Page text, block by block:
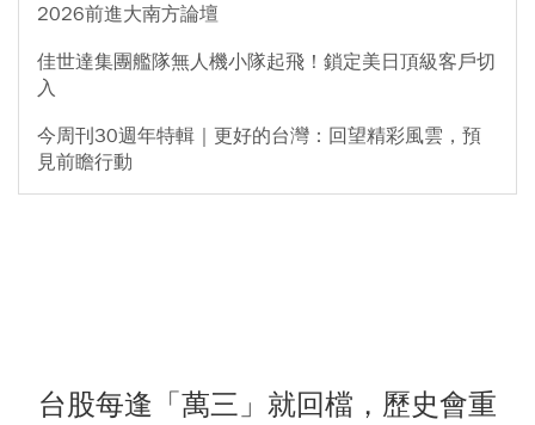
2026前進大南方論壇
佳世達集團艦隊無人機小隊起飛！鎖定美日頂級客戶切
入
今周刊30週年特輯｜更好的台灣：回望精彩風雲，預
見前瞻行動
台股每逢「萬三」就回檔，歷史會重